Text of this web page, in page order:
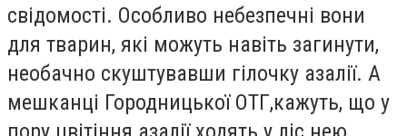
свідомості. Особливо небезпечні вони
для тварин, які можуть навіть загинути,
необачно скуштувавши гілочку азалії. А
мешканці Городницької ОТГ,кажуть, що у